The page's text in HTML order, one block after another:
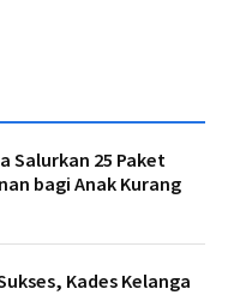
Salurkan 25 Paket
bagi Anak Kurang
Kades Kelanga